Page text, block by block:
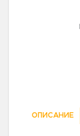
ОПИСАНИЕ